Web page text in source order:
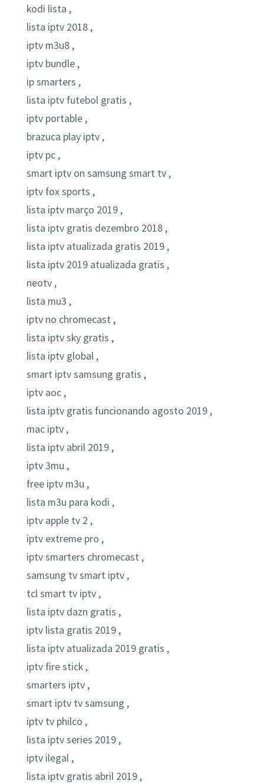
kodi lista ,
lista iptv 2018 ,
iptv m3u8 ,
iptv bundle ,
ip smarters ,
lista iptv futebol gratis ,
iptv portable ,
brazuca play iptv ,
iptv pc ,
smart iptv on samsung smart tv ,
iptv fox sports ,
lista iptv março 2019 ,
lista iptv gratis dezembro 2018 ,
lista iptv atualizada gratis 2019 ,
lista iptv 2019 atualizada gratis ,
neotv ,
lista mu3 ,
iptv no chromecast ,
lista iptv sky gratis ,
lista iptv global ,
smart iptv samsung gratis ,
iptv aoc ,
lista iptv gratis funcionando agosto 2019 ,
mac iptv ,
lista iptv abril 2019 ,
iptv 3mu ,
free iptv m3u ,
lista m3u para kodi ,
iptv apple tv 2 ,
iptv extreme pro ,
iptv smarters chromecast ,
samsung tv smart iptv ,
tcl smart tv iptv ,
lista iptv dazn gratis ,
iptv lista gratis 2019 ,
lista iptv atualizada 2019 gratis ,
iptv fire stick ,
smarters iptv ,
smart iptv tv samsung ,
iptv tv philco ,
lista iptv series 2019 ,
iptv ilegal ,
lista iptv gratis abril 2019 ,